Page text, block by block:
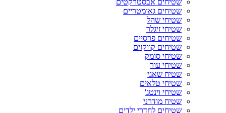
שטיחים אבסטרקטים
שטיחים גאומטריים
שטיחי שהל
שטיחי זיגלר
שטיחים פרסיים
שטיחים קווקזים
שטיחי סומק
שטיחי עור
שטיח שאגי
שטיחי טלאים
שטיחי וינטג'
שטיח מודרני
שטיחים לחדרי ילדים